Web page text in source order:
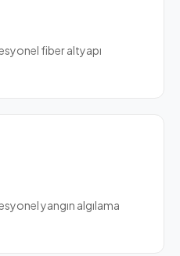
fiber altyapı
yangın algılama